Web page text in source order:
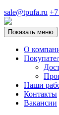
sale@tpufa.ru
Показать меню
О
Наши
Контакты
Вакансии